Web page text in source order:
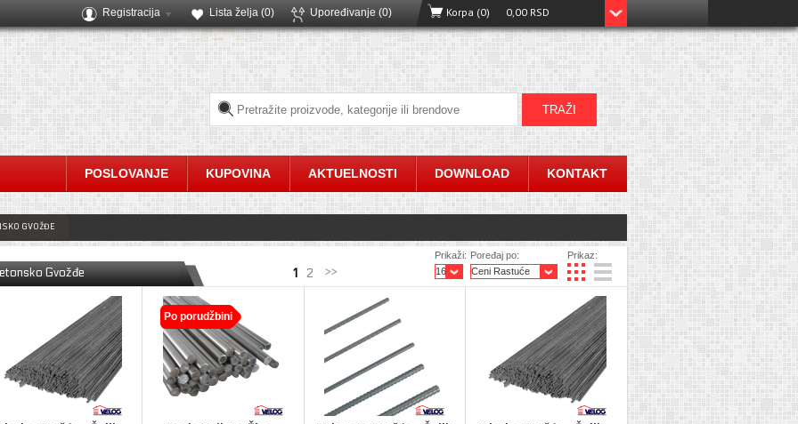
Korpa (0) 0,00 RSD
Upoređivanje (0)
Lista želja (0)
Registracija
POSLOVANJE KUPOVINA AKTUELNOSTI DOWNLOAD KONTAKT
GVOŽĐE
Gvožđe 1 2
Prikaz:
Poređaj po:
Prikaži:
Po porudžbini